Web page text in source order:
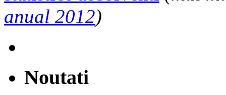
anual 2012)
Noutati